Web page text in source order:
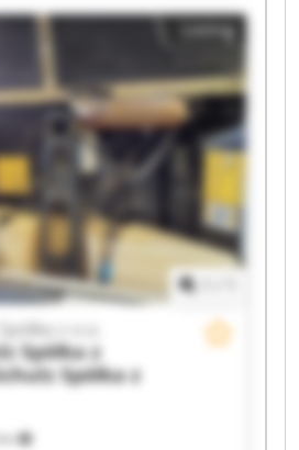
Schulz Spółka z o.o. Bogdan
Bogdan Schulz Spółka z o.o.
z o.o. Bogdan Schulz
Schulz Spółka z o.o. Bogdan
Bogdan Schulz Spółka z o.o.
z o.o. Bogdan Schulz
Schulz Spółka z o.o. Bogdan
Bogdan Schulz Spółka z o.o.
Listing
z o.o.
Spółka z
Spółka z